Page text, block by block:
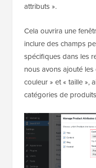
attributs ».
Cela ouvrira une
inclure des champs
spécifiques dans les
nous avons ajouté
couleur » et « taille »,
catégories de